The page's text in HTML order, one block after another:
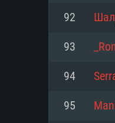
운영체제:
프로세서:
메모리:
그래픽
운영체제:
프로세서:
운영체제
프로세서:
메모리: 4
그래픽
92
93
94
95